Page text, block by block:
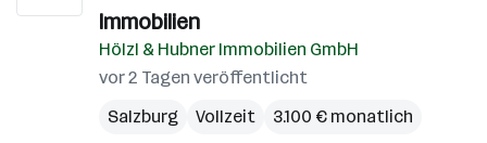
Immobilien
Hölzl & Hubner Immobilien GmbH
vor 2 Tagen veröffentlicht
Salzburg
Vollzeit 3.100 € monatlich